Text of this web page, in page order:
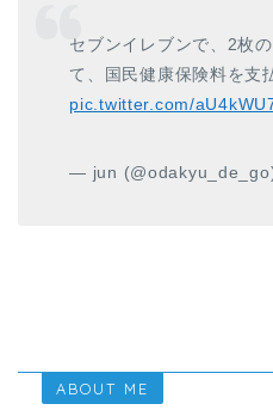
セブンイレブンで、2枚
て、国民健康保険料を支
pic.twitter.com/
— jun
ABOUT ME